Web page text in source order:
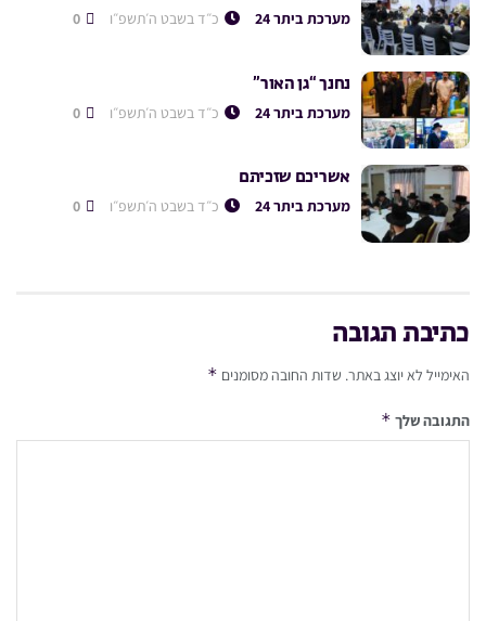
מערכת ביתר 24 כ״ד בשבט ה׳תשפ״ו
נחנך “גן האור”
מערכת ביתר 24 כ״ד בשבט ה׳תשפ״ו
אשריכם שזכיתם
מערכת ביתר 24 כ״ד בשבט ה׳תשפ״ו
כתיבת תגובה
האימייל לא יוצג באתר. שדות החובה מסומנים *
התגובה שלך *